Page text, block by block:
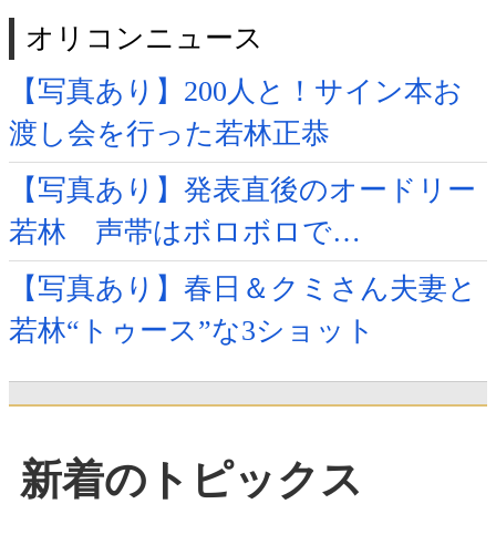
オリコンニュース
【写真あり】200人と！サイン本お
渡し会を行った若林正恭
【写真あり】発表直後のオードリー
若林 声帯はボロボロで…
【写真あり】春日＆クミさん夫妻と
若林“トゥース”な3ショット
新着のトピックス